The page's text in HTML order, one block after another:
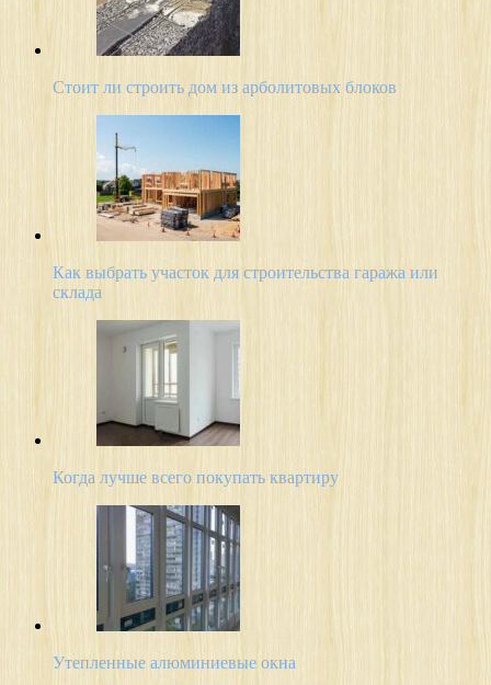
Стоит ли строить дом из арболитовых блоков
Как выбрать участок для строительства гаража или
склада
Когда лучше всего покупать квартиру
Утепленные алюминиевые окна